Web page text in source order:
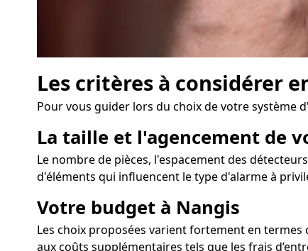
Les critères à considérer
Pour vous guider lors du choix de votre système
La taille et l'agencement de
Le nombre de pièces, l'espacement des
d'éléments qui influencent le type d'alarme à
Votre budget à Nangis
Les choix proposées varient fortement en termes
aux coûts supplémentaires tels que les frais